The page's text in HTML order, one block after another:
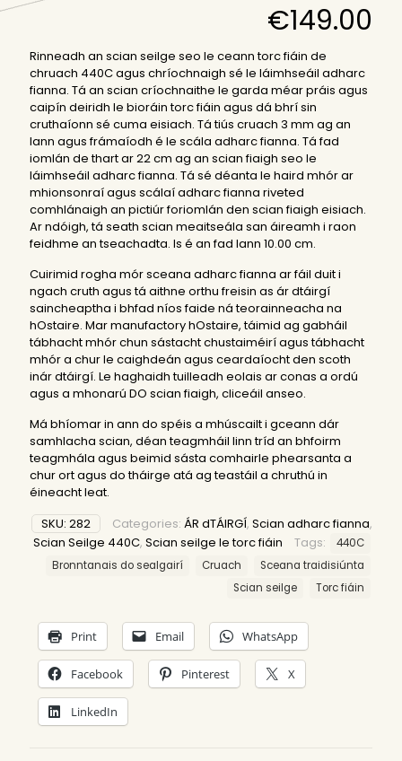
€149.00
Rinneadh an scian seilge seo le ceann torc fiáin de
chruach 440C agus chríochnaigh sé le láimhseáil adharc
fianna. Tá an scian críochnaithe le garda méar práis agus
caipín deiridh le bioráin torc fiáin agus dá bhrí sin
cruthaíonn sé cuma eisiach. Tá tiús cruach 3 mm ag an
lann agus frámaíodh é le scála adharc fianna. Tá fad
iomlán de thart ar 22 cm ag an scian fiaigh seo le
láimhseáil adharc fianna. Tá sé déanta le haird mhór ar
mhionsonraí agus scálaí adharc fianna riveted
comhlánaigh an pictiúr foriomlán den scian fiaigh eisiach.
Ar ndóigh, tá seath scian meaitseála san áireamh i raon
feidhme an tseachadta. Is é an fad lann 10.00 cm.
Cuirimid rogha mór sceana adharc fianna ar fáil duit i
ngach cruth agus tá aithne orthu freisin as ár dtáirgí
saincheaptha i bhfad níos faide ná teorainneacha na
hOstaire. Mar manufactory hOstaire, táimid ag gabháil
tábhacht mhór chun sástacht chustaiméirí agus tábhacht
mhór a chur le caighdeán agus ceardaíocht den scoth
inár dtáirgí. Le haghaidh tuilleadh eolais ar conas a ordú
agus a mhonarú DO scian fiaigh, cliceáil anseo.
Má bhíomar in ann do spéis a mhúscailt i gceann dár
samhlacha scian, déan teagmháil linn tríd an bhfoirm
teagmhála agus beimid sásta comhairle phearsanta a
chur ort agus do tháirge atá ag teastáil a chruthú in
éineacht leat.
SKU: 282 Categories: ÁR dTÁIRGÍ, Scian adharc fianna,
Scian Seilge 440C, Scian seilge le torc fiáin Tags:
440C
Bronntanais do sealgairí
Cruach
Sceana traidisiúnta
Scian seilge
Torc fiáin
Print Email WhatsApp
Facebook Pinterest X
LinkedIn